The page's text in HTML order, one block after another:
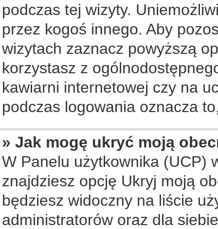
podczas tej wizyty.
przez kogoś innego. Aby
wizytach zaznacz powyższą
korzystasz z
kawiarni internetowej czy na
podczas logowania oznacza
» Jak mogę ukryć moją
W Panelu użytkownika (UCP)
znajdziesz opcję Ukryj moją
będziesz widoczny na liście
administratorów oraz dla